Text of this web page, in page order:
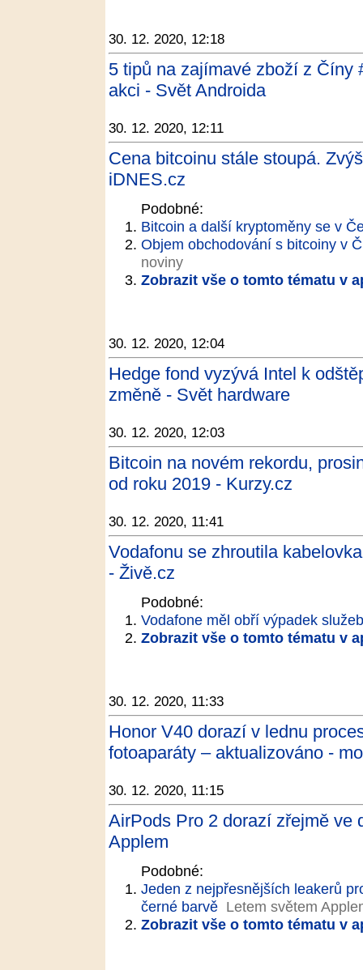
30. 12. 2020, 12:18
5 tipů na zajímavé zboží z Číny
akci - Svět Androida
30. 12. 2020, 12:11
Cena bitcoinu stále stoupá.
iDNES.cz
Podobné:
Bitcoin a další kryptoměny se v
Objem obchodování s bitcoiny v
noviny
Zobrazit vše o tomto tématu v
30. 12. 2020, 12:04
Hedge fond vyzývá Intel k
změně - Svět hardware
30. 12. 2020, 12:03
Bitcoin na novém rekordu,
od roku 2019 - Kurzy.cz
30. 12. 2020, 11:41
Vodafonu se zhroutila
- Živě.cz
Podobné:
Vodafone měl obří výpadek
Zobrazit vše o tomto tématu v
30. 12. 2020, 11:33
Honor V40 dorazí v lednu
fotoaparáty – aktualizováno -
30. 12. 2020, 11:15
AirPods Pro 2 dorazí zřejmě ve
Applem
Podobné:
Jeden z nejpřesnějších leakerů
černé barvě Letem světem
Zobrazit vše o tomto tématu v